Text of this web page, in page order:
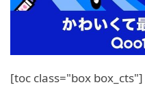
[toc class="box box_cts"]